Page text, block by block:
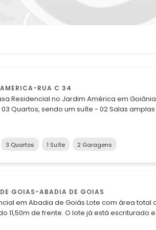
RUA C 34
Residencial no Jardim América em Goiânia
mais espaço para aproximadamente 04
do Jardim América e Supermercado
acesso as Avenidas T-7, T-8 e T-9. Agende
telefones: Fixo: (62) 3215-1755
98118-2206 ou (62) 99476-0205
3 Quartos 1 Suíte 2 Garagens
GOIAS-ABADIA DE GOIAS
Abadia de Goiás Lote com área total de
frente. O lote já está escriturado e